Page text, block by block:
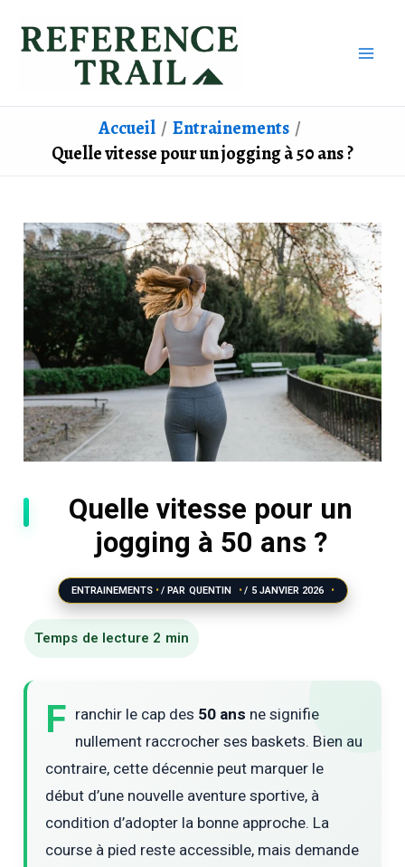
Accueil
Entrainements
Quelle vitesse pour un jogging à 50 ans ?
Quelle vitesse pour un
jogging à 50 ans ?
ENTRAINEMENTS / PAR QUENTIN / 5 JANVIER 2026
F ranchir le cap des 50 ans ne signifie
nullement raccrocher ses baskets. Bien au
contraire, cette décennie peut marquer le
début d’une nouvelle aventure sportive, à
condition d’adopter la bonne approche. La
course à pied reste accessible, mais demande